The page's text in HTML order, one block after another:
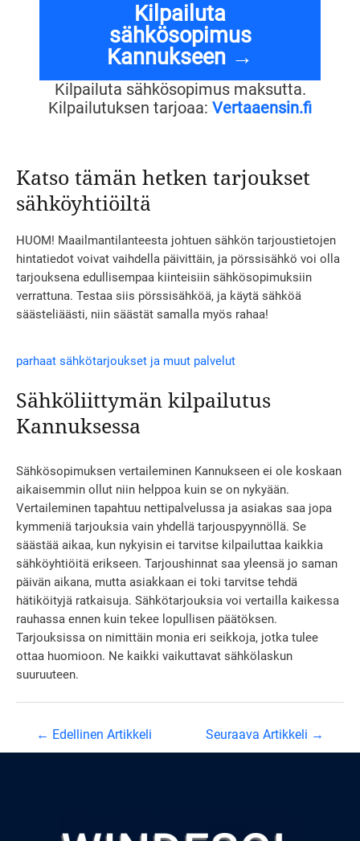
Kilpailuta
sähkösopimus
Kannukseen →
Kilpailuta sähkösopimus maksutta.
Kilpailutuksen tarjoaa: Vertaaensin.fi
Katso tämän hetken tarjoukset
sähköyhtiöiltä
HUOM! Maailmantilanteesta johtuen sähkön tarjoustietojen
hintatiedot voivat vaihdella päivittäin, ja pörssisähkö voi olla
tarjouksena edullisempaa kiinteisiin sähkösopimuksiin
verrattuna. Testaa siis pörssisähköä, ja käytä sähköä
säästeliäästi, niin säästät samalla myös rahaa!
parhaat sähkötarjoukset ja muut palvelut
Sähköliittymän kilpailutus
Kannuksessa
Sähkösopimuksen vertaileminen Kannukseen ei ole koskaan
aikaisemmin ollut niin helppoa kuin se on nykyään.
Vertaileminen tapahtuu nettipalvelussa ja asiakas saa jopa
kymmeniä tarjouksia vain yhdellä tarjouspyynnöllä. Se
säästää aikaa, kun nykyisin ei tarvitse kilpailuttaa kaikkia
sähköyhtiöitä erikseen. Tarjoushinnat saa yleensä jo saman
päivän aikana, mutta asiakkaan ei toki tarvitse tehdä
hätiköityjä ratkaisuja. Sähkötarjouksia voi vertailla kaikessa
rauhassa ennen kuin tekee lopullisen päätöksen.
Tarjouksissa on nimittäin monia eri seikkoja, jotka tulee
ottaa huomioon. Ne kaikki vaikuttavat sähkölaskun
suuruuteen.
Artikkelien
← Edellinen Artikkeli Seuraava Artikkeli →